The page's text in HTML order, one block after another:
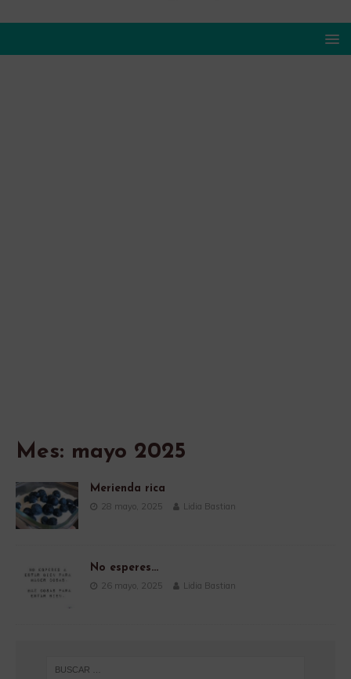
Mes: mayo 2025
Merienda rica
28 mayo, 2025 Lidia Bastian
No esperes…
26 mayo, 2025 Lidia Bastian